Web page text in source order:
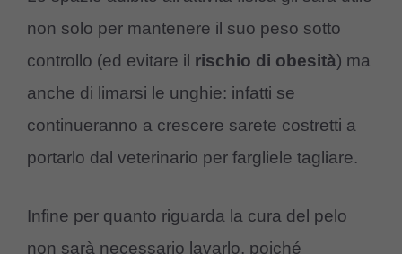
non solo per mantenere il suo peso sotto
controllo (ed evitare il rischio di obesità) ma
anche di limarsi le unghie: infatti se
continueranno a crescere sarete costretti a
portarlo dal veterinario per fargliele tagliare.
Infine per quanto riguarda la cura del pelo
non sarà necessario lavarlo, poiché